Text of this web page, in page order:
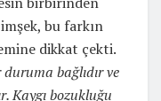
bu farkın
dikkat çekti.
bağlıdır ve
Kaygı bozukluğu